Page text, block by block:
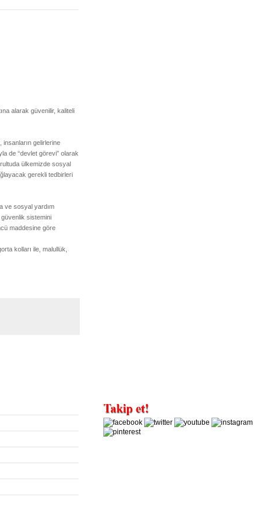
alarak güvenilir, kaliteli
gelirlerine
de “devlet görevi” olarak
ülkemizde sosyal
gerekli tedbirleri
ve sosyal yardım
güvenlik sistemini
maddesine göre
kolları ile, malullük,